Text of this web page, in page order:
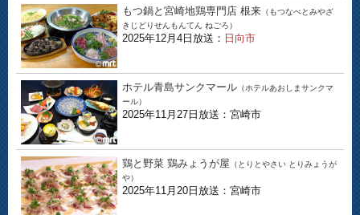
もつ鍋と宮崎地鶏専門店 根来 （もつなべとみやざ
きじどりせんもんてん ねごろ）
2025年12月4日放送： 日向市
ホテル青島サンクマール （ホテルあおしまサンクマ
ール）
2025年11月27日放送：宮崎市
鶏と野菜 鶏みょうが屋 （とりとやさい とりみょうが
や）
2025年11月20日放送：宮崎市